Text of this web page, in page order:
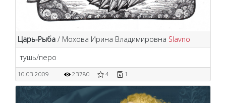
Царь-Рыба / Мохова Ирина Владимировна Slavno
тушь/перо
10.03.2009 23780 4 1